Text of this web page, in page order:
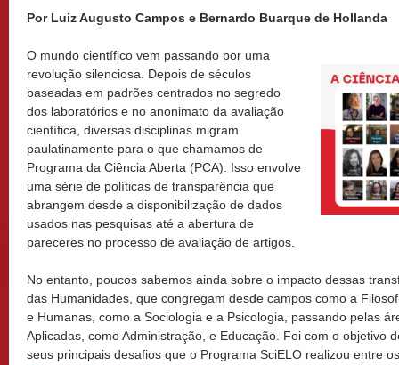
Por Luiz Augusto Campos e Bernardo Buarque de Hollanda
O mundo científico vem passando por uma
revolução silenciosa. Depois de séculos
baseadas em padrões centrados no segredo
dos laboratórios e no anonimato da avaliação
científica, diversas disciplinas migram
paulatinamente para o que chamamos de
Programa da Ciência Aberta (PCA). Isso envolve
uma série de políticas de transparência que
abrangem desde a disponibilização de dados
usados nas pesquisas até a abertura de
pareceres no processo de avaliação de artigos.
No entanto, poucos sabemos ainda sobre o impacto dessas
das Humanidades, que congregam desde campos como a
e Humanas, como a Sociologia e a Psicologia, passando pelas
Aplicadas, como Administração, e Educação. Foi com o objetivo
seus principais desafios que o Programa SciELO realizou entre